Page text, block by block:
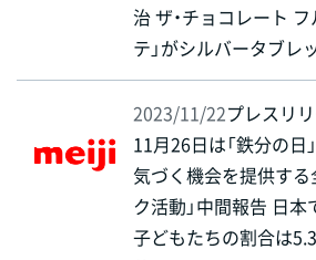
治 ザ・チョコレート
テ」がシルバータブレ
2023/11/22プレスリ
11月26日は「鉄分の日
気づく機会を提供する
ク活動」中間報告 日
子どもたちの割合は